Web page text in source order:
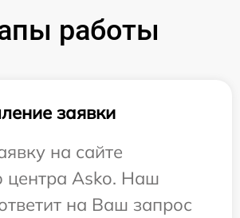
работы
заявки
на сайте
центра Asko. Наш
на Ваш запрос